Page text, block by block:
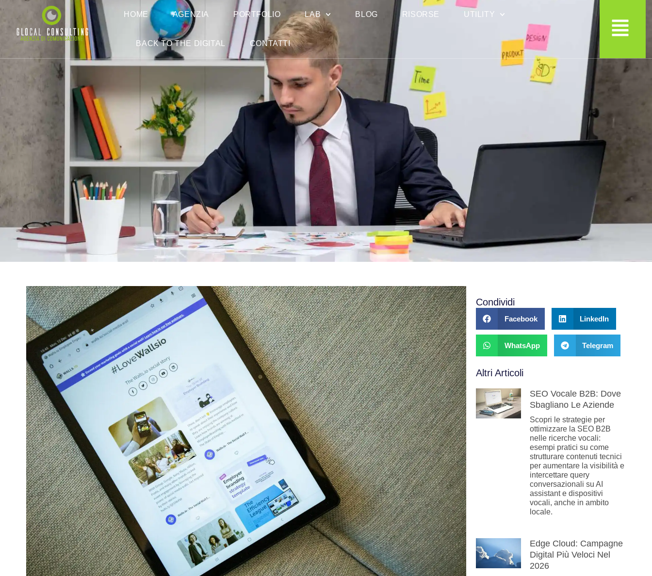
HOME AGENZIA PORTFOLIO LAB BLOG RISORSE UTILITY
BACK TO THE DIGITAL CONTATTI
Condividi
Facebook LinkedIn
WhatsApp Telegram
Altri Articoli
SEO Vocale B2B: Dove
Sbagliano Le Aziende
Scopri le strategie per
ottimizzare la SEO B2B
nelle ricerche vocali:
esempi pratici su come
strutturare contenuti tecnici
per aumentare la visibilità e
intercettare query
conversazionali su AI
assistant e dispositivi
vocali, anche in ambito
locale.
Edge Cloud: Campagne
Digital Più Veloci Nel
2026